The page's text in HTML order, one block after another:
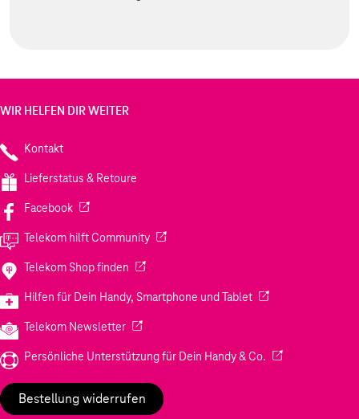
WIR HELFEN DIR WEITER
Kontakt
Lieferstatus & Retoure
Facebook(Wird in einem neuen Tab geöffnet)
Telekom hilft Community(Wird in einem neuen Tab geöffnet)
Telekom Shop finden (Wird in einem neuen Tab geöffnet)
Hilfen für Dein Handy, Smartphone und Tablet(Wird in einem
Telekom Newsletter(Wird in einem neuen Tab geöffnet)
Persönliche Unterstützung für Dein Handy & Co. (Wird in einem
Bestellung widerrufen